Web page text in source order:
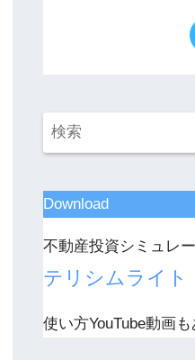
Download
不動産投資シミュレ
テリシムライト
使い方YouTube動画